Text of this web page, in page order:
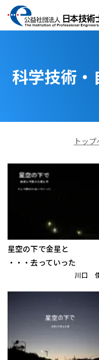
科学技術・
トッ
星空の下で金星と
・・・去っていった
川口